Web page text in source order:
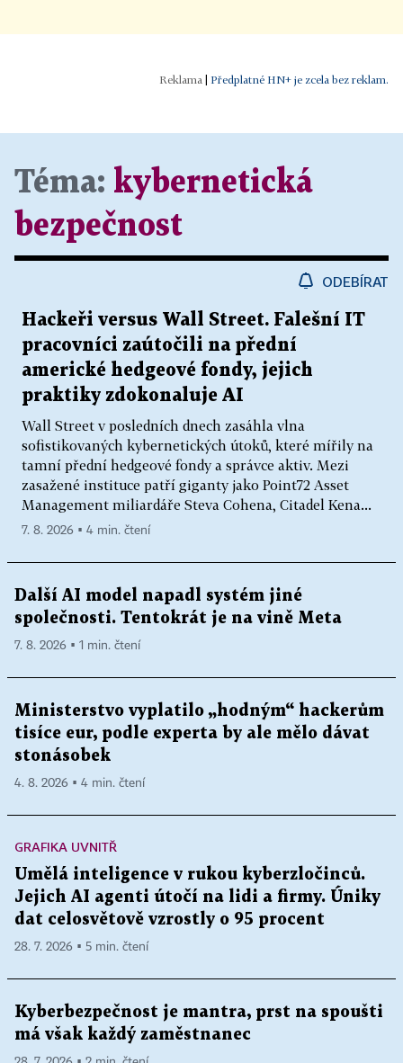
Předplatné HN+ je zcela bez reklam.
Téma: kybernetická
bezpečnost
ODEBÍRAT
Hackeři versus Wall Street. Falešní IT
pracovníci zaútočili na přední
americké hedgeové fondy, jejich
praktiky zdokonaluje AI
Wall Street v posledních dnech zasáhla vlna
sofistikovaných kybernetických útoků, které mířily na
tamní přední hedgeové fondy a správce aktiv. Mezi
zasažené instituce patří giganty jako Point72 Asset
Management miliardáře Steva Cohena, Citadel Kena...
7. 8. 2026 ▪ 4 min. čtení
Další AI model napadl systém jiné
společnosti. Tentokrát je na vině Meta
7. 8. 2026 ▪ 1 min. čtení
Ministerstvo vyplatilo „hodným“ hackerům
tisíce eur, podle experta by ale mělo dávat
stonásobek
4. 8. 2026 ▪ 4 min. čtení
GRAFIKA UVNITŘ
Umělá inteligence v rukou kyberzločinců.
Jejich AI agenti útočí na lidi a firmy. Úniky
dat celosvětově vzrostly o 95 procent
28. 7. 2026 ▪ 5 min. čtení
Kyberbezpečnost je mantra, prst na spoušti
má však každý zaměstnanec